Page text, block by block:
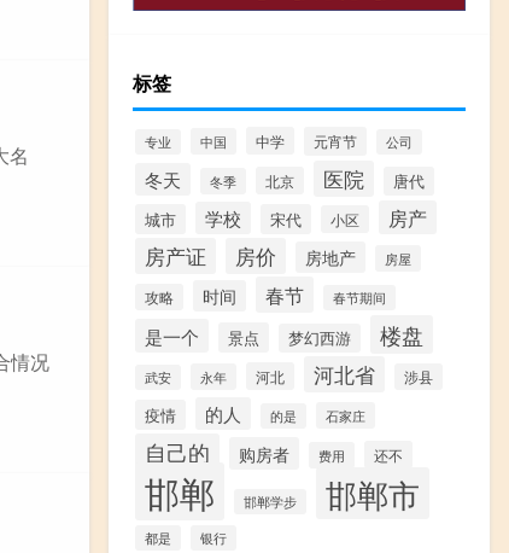
名
情况
标签
专业 中国 中学 元宵节 公司
冬天 冬季 北京 医院 唐代
城市 学校 宋代 小区 房产
房产证 房价 房地产
房屋
攻略
时间 春节 春节期间
是一个 景点 梦幻西游 楼盘
武安 永年 河北 河北省 涉县
疫情 的人 的是 石家庄
自己的 购房者 费用 还不
邯郸 邯郸学步 邯郸市
都是 银行